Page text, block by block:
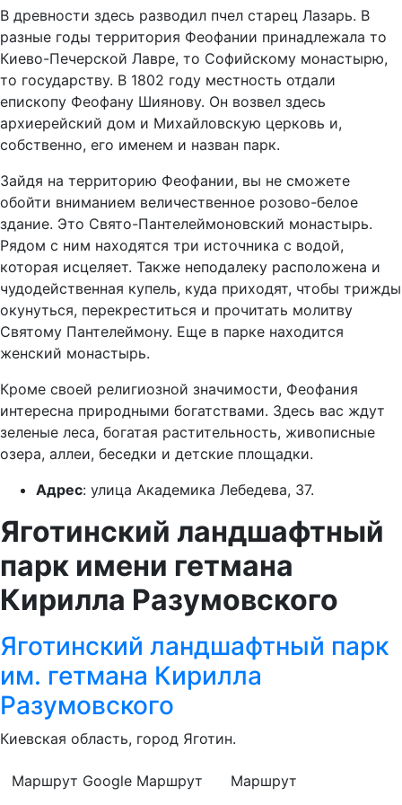
В древности здесь разводил пчел старец Лазарь. В
разные годы территория Феофании принадлежала то
Киево-Печерской Лавре, то Софийскому монастырю,
то государству. В 1802 году местность отдали
епископу Феофану Шиянову. Он возвел здесь
архиерейский дом и Михайловскую церковь и,
собственно, его именем и назван парк.
Зайдя на территорию Феофании, вы не сможете
обойти вниманием величественное розово-белое
здание. Это Свято-Пантелеймоновский монастырь.
Рядом с ним находятся три источника с водой,
которая исцеляет. Также неподалеку расположена и
чудодейственная купель, куда приходят, чтобы трижды
окунуться, перекреститься и прочитать молитву
Святому Пантелеймону. Еще в парке находится
женский монастырь.
Кроме своей религиозной значимости, Феофания
интересна природными богатствами. Здесь вас ждут
зеленые леса, богатая растительность, живописные
озера, аллеи, беседки и детские площадки.
Адрес: улица Академика Лебедева, 37.
Яготинский ландшафтный
парк имени гетмана
Кирилла Разумовского
Яготинский ландшафтный парк
им. гетмана Кирилла
Разумовского
Киевская область, город Яготин.
Маршрут Google Маршрут
Маршрут